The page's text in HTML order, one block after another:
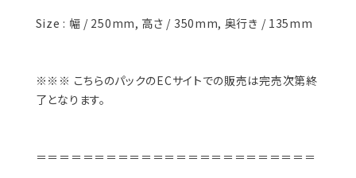
Size : 幅 / 250mm, 高さ / 350mm, 奥行き / 135mm
※※※ こちらのパックのECサイトでの販売は完売次第終
了となります。
＝＝＝＝＝＝＝＝＝＝＝＝＝＝＝＝＝＝＝＝＝＝＝＝